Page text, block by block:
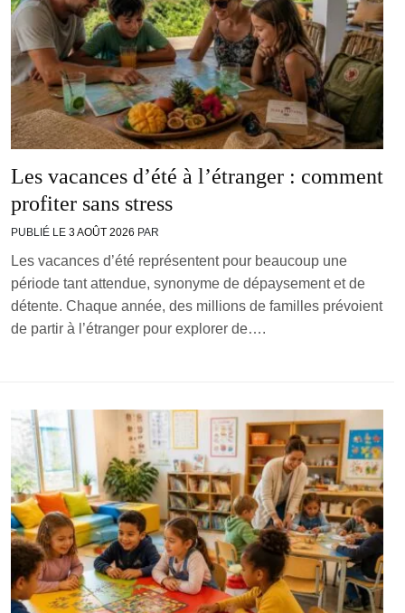
Les vacances d’été à l’étranger : comment
profiter sans stress
PUBLIÉ LE 3 AOÛT 2026 PAR
Les vacances d’été représentent pour beaucoup une
période tant attendue, synonyme de dépaysement et de
détente. Chaque année, des millions de familles prévoient
de partir à l’étranger pour explorer de….